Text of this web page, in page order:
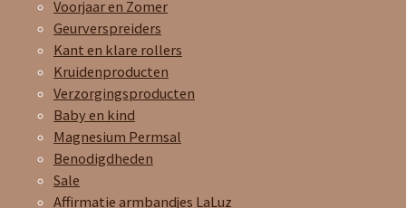
Voorjaar en Zomer
Geurverspreiders
Kant en klare rollers
Kruidenproducten
Verzorgingsproducten
Baby en kind
Magnesium Permsal
Benodigdheden
Sale
Affirmatie armbandjes LaLuz